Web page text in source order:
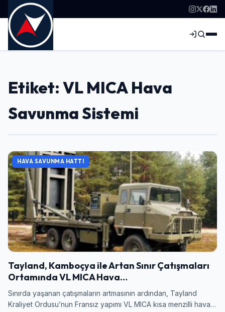
Etiket: VL MICA Hava
Savunma Sistemi
HAVA SAVUNMA HATTI
Tayland, Kamboçya ile Artan Sınır Çatışmaları
Ortamında VL MICA Hava…
Sınırda yaşanan çatışmaların artmasının ardından, Tayland
Kraliyet Ordusu’nun Fransız yapımı VL MICA kısa menzilli hava…
Giriş Yap
Kullanıcı Adı veya E-posta